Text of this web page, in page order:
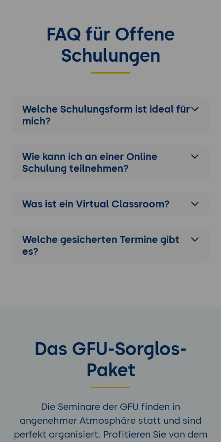
FAQ für Offene
Schulungen
Welche Schulungsform ist ideal für
mich?
Wie kann ich an einer Online
Schulung teilnehmen?
Was ist ein Virtual Classroom?
Welche gesicherten Termine gibt
es?
Das GFU-Sorglos-
Paket
Die Seminare der GFU finden in
angenehmer Atmosphäre statt und sind
perfekt organisiert. Profitieren Sie von dem